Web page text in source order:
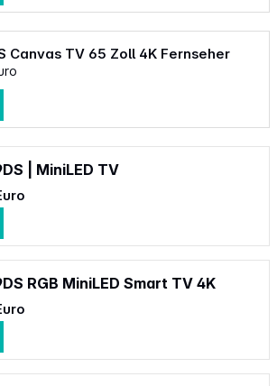
Canvas TV 65 Zoll 4K Fernseher
| MiniLED TV
RGB MiniLED Smart TV 4K